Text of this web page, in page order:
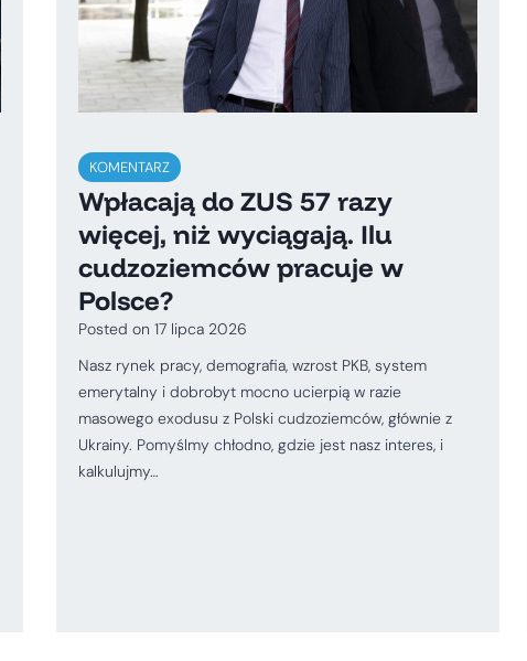
KOMENTARZ
Wpłacają do ZUS 57 razy
więcej, niż wyciągają. Ilu
cudzoziemców pracuje w
Polsce?
Posted on 17 lipca 2026
Nasz rynek pracy, demografia, wzrost PKB, system
emerytalny i dobrobyt mocno ucierpią w razie
masowego exodusu z Polski cudzoziemców, głównie z
Ukrainy. Pomyślmy chłodno, gdzie jest nasz interes, i
kalkulujmy…